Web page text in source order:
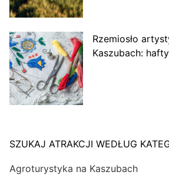
Rzemiosło
Kaszubach:
SZUKAJ ATRAKCJI WEDŁUG
Agroturystyka na Kaszubach